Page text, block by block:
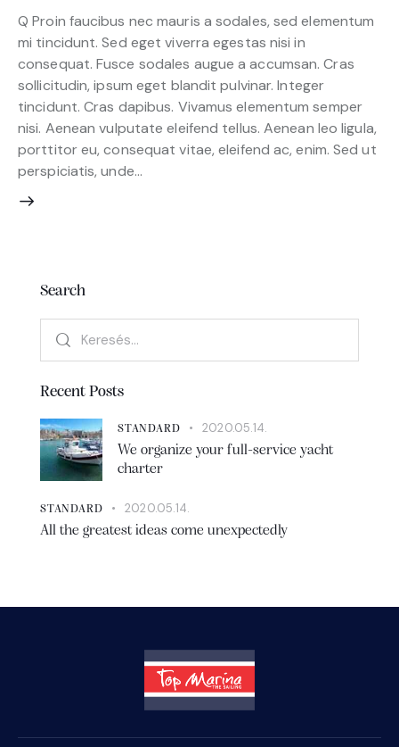
Q Proin faucibus nec mauris a sodales, sed elementum
mi tincidunt. Sed eget viverra egestas nisi in
consequat. Fusce sodales augue a accumsan. Cras
sollicitudin, ipsum eget blandit pulvinar. Integer
tincidunt. Cras dapibus. Vivamus elementum semper
nisi. Aenean vulputate eleifend tellus. Aenean leo ligula,
porttitor eu, consequat vitae, eleifend ac, enim. Sed ut
perspiciatis, unde…
Search
Recent Posts
STANDARD
2020.05.14.
We organize your full-service yacht
charter
STANDARD
2020.05.14.
All the greatest ideas come unexpectedly